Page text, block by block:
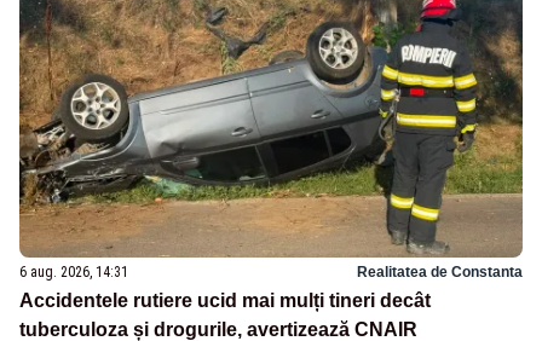
6 aug. 2026, 14:31 Realitatea de Constanta
Accidentele rutiere ucid mai mulți tineri decât
tuberculoza și drogurile, avertizează CNAIR